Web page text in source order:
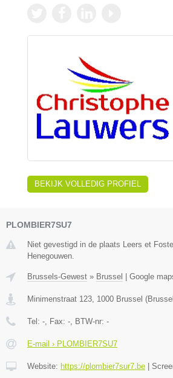
BEKIJK VOLLEDIG PROFIEL
PLOMBIER7SU7
Niet gevestigd in de plaats Leers et
Henegouwen.
Brussels-Gewest » Brussel Google
Minimenstraat 123 1000 Brussel (
Tel: - , Fax: - , BTW-nr: -
E-mail › PLOMBIER7SU7
Website: https://plombier7sur7.be